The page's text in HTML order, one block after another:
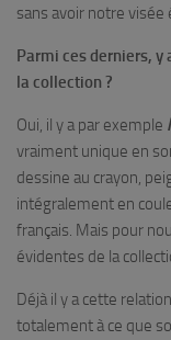
sans avoir notre visée
Parmi ces derniers,
la collection ?
Oui, il y a par exemple
vraiment unique en
dessine au crayon,
intégralement en
français. Mais pour
évidentes de la
Déjà il y a cette
totalement à ce que